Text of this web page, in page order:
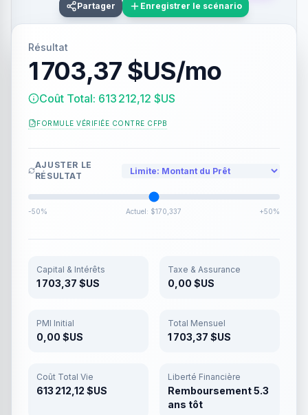
Partager Enregistrer le scénario
Résultat
1 703,37 $US/mo
Coût Total: 613 212,12 $US
FORMULE VÉRIFIÉE CONTRE CFPB
AJUSTER LE
RÉSULTAT
-50% Actuel: $170,337 +50%
Capital & Intérêts
1 703,37 $US
Taxe & Assurance
0,00 $US
PMI Initial
0,00 $US
Total Mensuel
1 703,37 $US
Coût Total Vie
613 212,12 $US
Liberté Financière
Remboursement 5.3
ans tôt